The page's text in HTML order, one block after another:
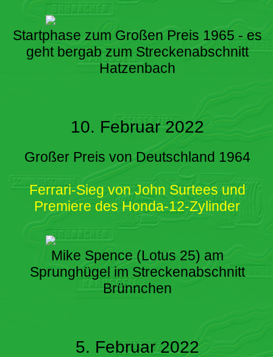
Startphase zum Großen Preis 1965 - es
geht bergab zum Streckenabschnitt
Hatzenbach
10. Februar 2022
Großer Preis von Deutschland 1964
Ferrari-Sieg von John Surtees und
Premiere des Honda-12-Zylinder
Mike Spence (Lotus 25) am
Sprunghügel im Streckenabschnitt
Brünnchen
5. Februar 2022